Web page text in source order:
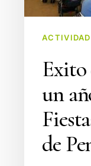
más
Penagos
Exito
un
de